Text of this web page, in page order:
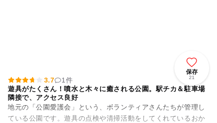
保存
21
3.7
1件
遊具がたくさん！噴水と木々に癒される公園。駅チカ＆駐車場
隣接で、アクセス良好
地元の「公園愛護会」という、ボランティアさんたちが管理し
ている公園です。遊具の点検や清掃活動をしてくれているおか